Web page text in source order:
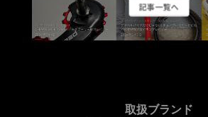
記事一覧へ
取扱ブランド